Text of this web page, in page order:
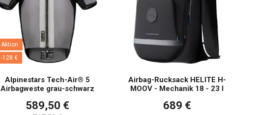
Aktion
-128 €
Alpinestars Tech-Air® 5
Airbagweste grau-schwarz
589,50 €
Airbag-Rucksack HELITE H-
MOOV - Mechanik 18 - 23 l
689 €